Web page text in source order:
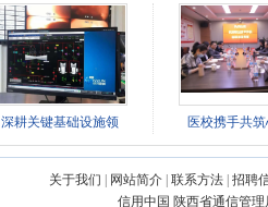
深耕关键基础设施领 医校携手共
关于我们 网站简介 联系方法 招聘
信用中国 陕西省通信管理